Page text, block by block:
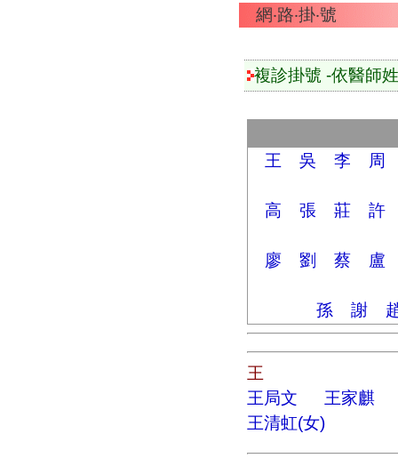
網‧路‧掛‧號
複診掛號 -依醫師
王 吳 李 周
高 張 莊 許
廖 劉 蔡 盧
孫 謝
王
王局文
王家麒
王清虹(女)